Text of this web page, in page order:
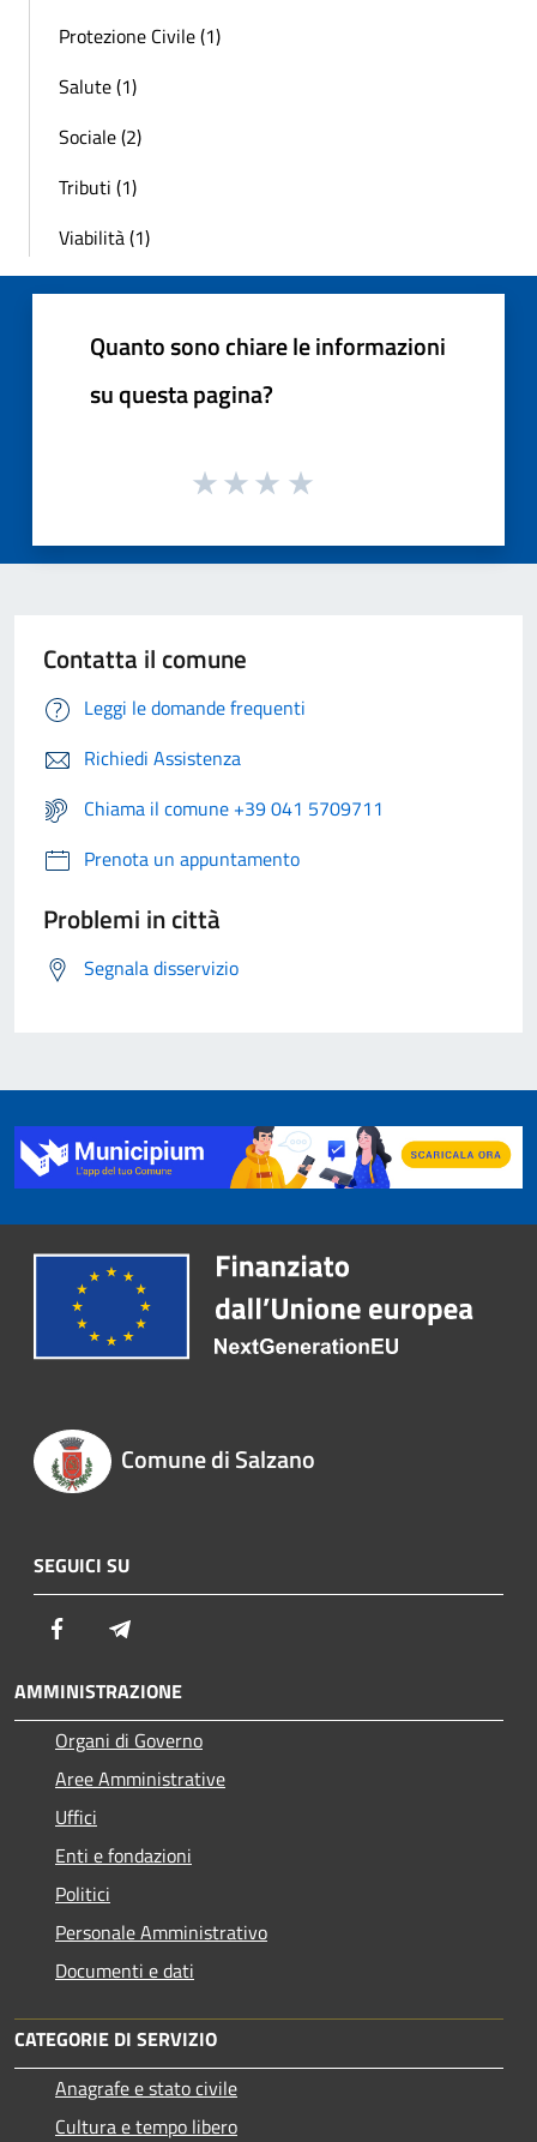
Protezione Civile (1)
Salute (1)
Sociale (2)
Tributi (1)
Viabilità (1)
Quanto sono chiare le informazioni
su questa pagina?
Contatta il comune
Leggi le domande frequenti
Richiedi Assistenza
Chiama il comune +39 041 5709711
Prenota un appuntamento
Problemi in città
Segnala disservizio
Comune di Salzano
SEGUICI SU
Facebook
AMMINISTRAZIONE
Organi di Governo
Aree Amministrative
Uffici
Enti e fondazioni
Politici
Personale Amministrativo
Documenti e dati
CATEGORIE DI SERVIZIO
Anagrafe e stato civile
Cultura e tempo libero